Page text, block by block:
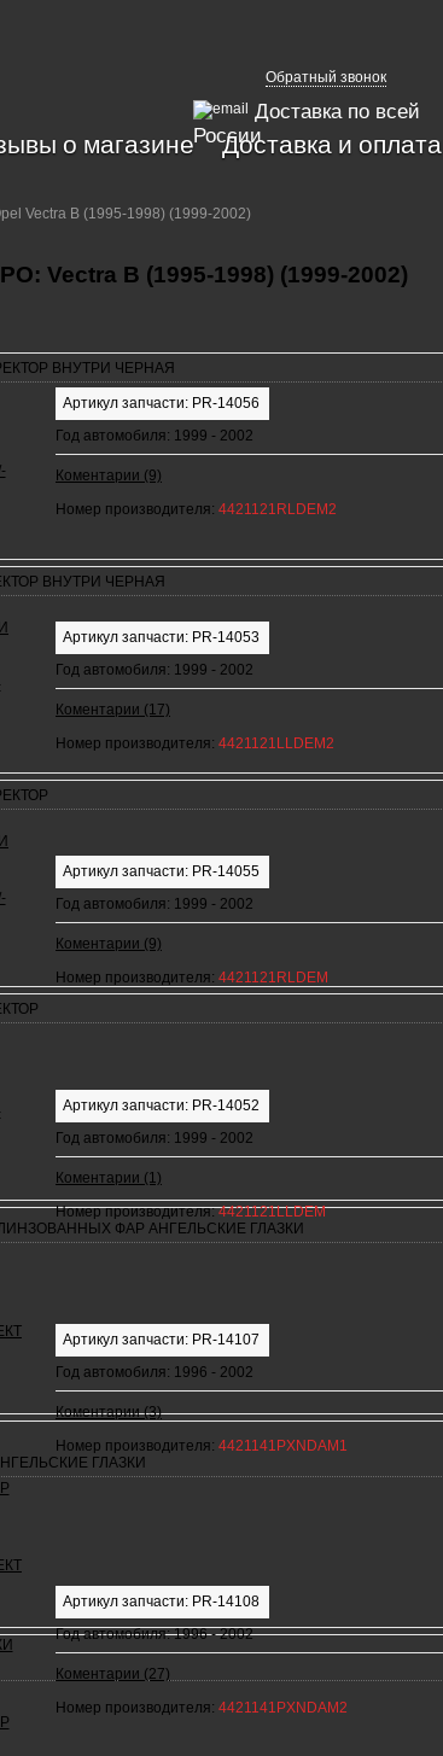
Vectra B (1995-1998) (1999-2002)
Vectra B (1995-1998) (1999-2002)
ВНУТРИ ЧЕРНАЯ
Артикул запчасти: PR-14056
Год автомобиля: 1999 - 2002
Коментарии (9)
Номер производителя: 4421121RLDEM2
ВНУТРИ ЧЕРНАЯ
Артикул запчасти: PR-14053
Год автомобиля: 1999 - 2002
Коментарии (17)
Номер производителя: 4421121LLDEM2
Артикул запчасти: PR-14055
Год автомобиля: 1999 - 2002
Коментарии (9)
Номер производителя: 4421121RLDEM
Артикул запчасти: PR-14052
Год автомобиля: 1999 - 2002
Коментарии (1)
Номер производителя:4421121LLDEM
ФАР АНГЕЛЬСКИЕ ГЛАЗКИ
Артикул запчасти: PR-14107
Год автомобиля: 1996 - 2002
Коментарии (3)
Номер производителя: 4421141PXNDAM1
ГЛАЗКИ
Артикул запчасти: PR-14108
Год автомобиля: 1996 - 2002
Коментарии (27)
Номер производителя: 4421141PXNDAM2
Обратный звонок
Доставка по всей
России
о магазине Доставка и оплата